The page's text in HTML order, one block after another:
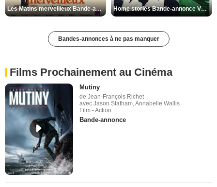
Les Matins merveilleux Bande-annonce VF Home stories Bande-annonce VO STFR
Bandes-annonces à ne pas manquer
Films Prochainement au Cinéma
Mutiny
de Jean-François Richet
avec Jason Statham, Annabelle Wallis
Film - Action
Bande-annonce